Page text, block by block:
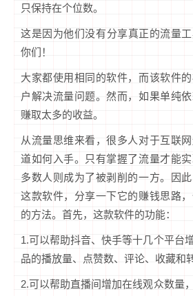
只保持在个位数。
这是因为他们没有分享真正的流量
你们！
大家都使用相同的软件，而该软件
户解决流量问题。然而，如果单纯
赚取太多的收益。
从流量思维来看，很多人对于互联
道如何入手。只有掌握了流量才能
多数人则成为了被剥削的一方。因
这款软件，分享一下它的赚钱思路
的方法。首先，这款软件的功能：
1.可以帮助抖音、快手等十几个平台
品的播放量、点赞数、评论、收藏和
2.可以帮助直播间增加在线观众数量